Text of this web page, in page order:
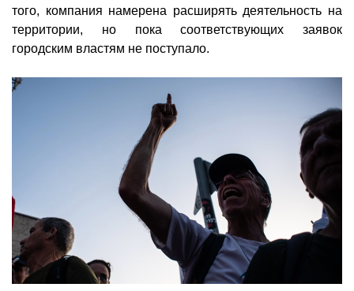
того, компания намерена расширять деятельность на
территории, но пока соответствующих заявок
городским властям не поступало.